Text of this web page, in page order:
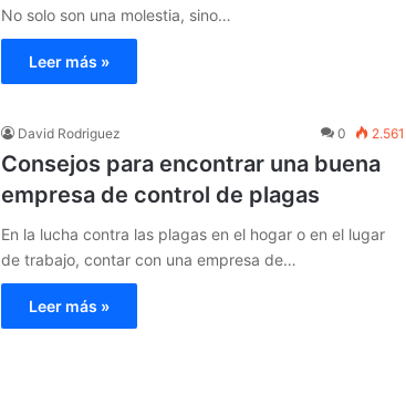
No solo son una molestia, sino…
Leer más »
David Rodriguez 0 2.561
Consejos para encontrar una buena
empresa de control de plagas
En la lucha contra las plagas en el hogar o en el lugar
de trabajo, contar con una empresa de…
Leer más »